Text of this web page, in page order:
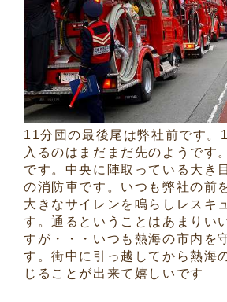
11分団の最後尾は弊社前です。
入るのはまだまだ先のようです
です。中央に陣取っている大き
の消防車です。いつも弊社の前
大きなサイレンを鳴らしレスキ
す。通るということはあまりい
すが・・・いつも熱海の市内を
す。街中に引っ越してから熱海
じることが出来て嬉しいです